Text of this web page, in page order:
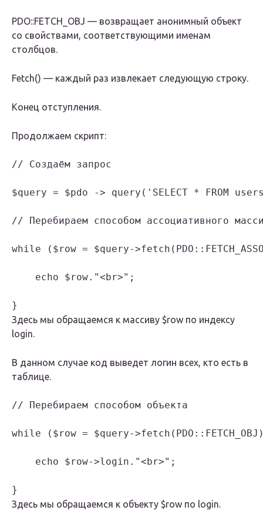
PDO::FETCH_OBJ — возвращает анонимный объект
со свойствами, соответствующими именам
столбцов.
Fetch() — каждый раз извлекает следующую строку.
Конец отступления.
Продолжаем скрипт:
// Создаём запрос
$query = $pdo -> query('SELECT * FROM
// Перебираем способом ассоциативного
while ($row = $query-
    echo $row."<br>";
Здесь мы обращаемся к массиву $row по индексу
login.
В данном случае код выведет логин всех, кто есть в
таблице.
// Перебираем способом объекта
while ($row = $query-
    echo $row->login."<br>";
}
Здесь мы обращаемся к объекту $row по login.